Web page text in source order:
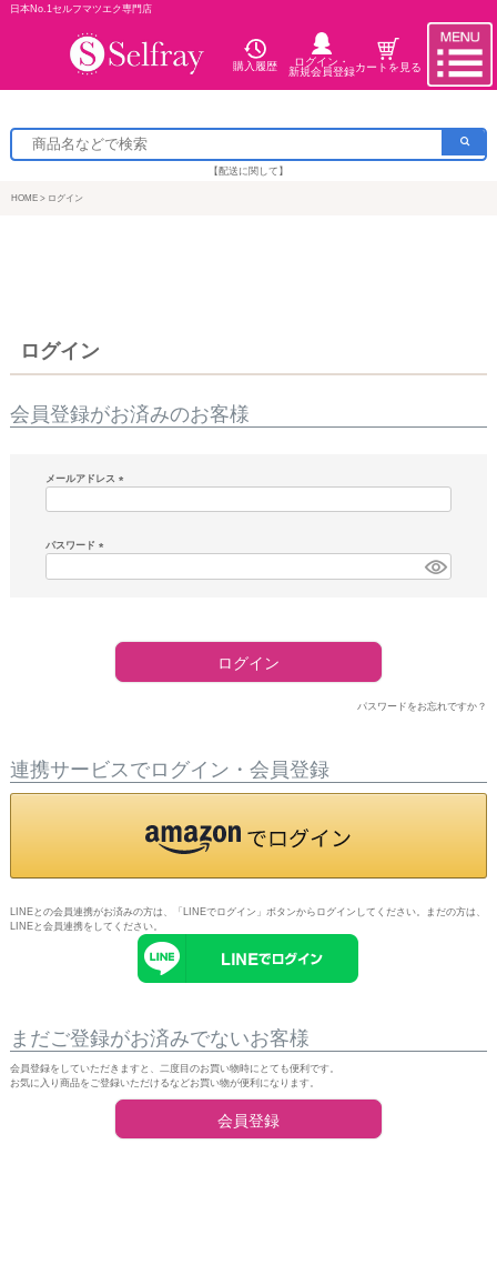
日本No.1セルフマツエク専門店
購入履歴
ログイン・
新規会員登録カートを見る
【配送に関して】
HOME ログイン
ログイン
会員登録がお済みのお客様
メールアドレス
須)
パスワード
須)
ログイン
パスワードをお忘れですか？
連携サービスでログイン・会員登録
LINEとの会員連携がお済みの方は、「LINEでログイン」ボタンからログインしてください。まだの方は、
LINEと会員連携 をしてください。
まだご登録がお済みでないお客様
会員登録をしていただきますと、二度目のお買い物時にとても便利です。
お気に入り商品をご登録いただけるなどお買い物が便利になります。
会員登録